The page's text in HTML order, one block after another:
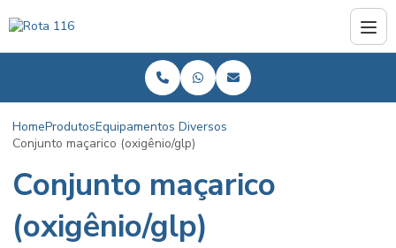
HomeProdutosEquipamentos Diversos
Conjunto maçarico (oxigênio/glp)
Conjunto maçarico
(oxigênio/glp)